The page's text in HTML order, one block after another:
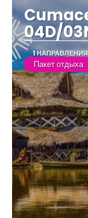
04D/
1 НАПРАВЛЕНИЯ
Пакет отдыха